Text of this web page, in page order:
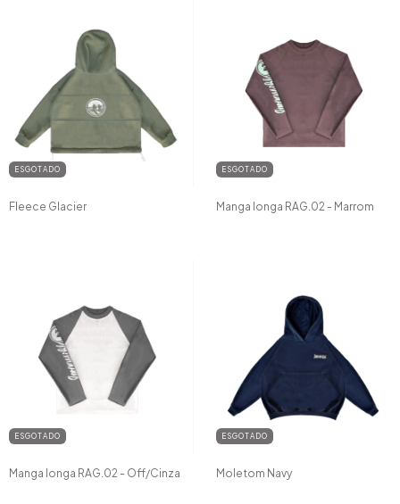
ESGOTADO
Fleece Glacier
ESGOTADO
Manga longa RAG.02 - Marrom
ESGOTADO
Manga longa RAG.02 - Off/Cinza
ESGOTADO
Moletom Navy